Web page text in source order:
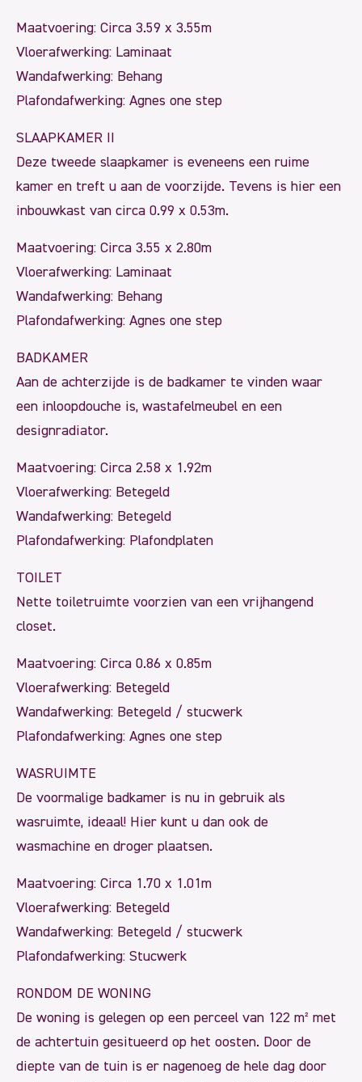
Maatvoering: Circa 3.59 x 3.55m
Vloerafwerking: Laminaat
Wandafwerking: Behang
Plafondafwerking: Agnes one step
SLAAPKAMER II
Deze tweede slaapkamer is eveneens een ruime
kamer en treft u aan de voorzijde. Tevens is hier een
inbouwkast van circa 0.99 x 0.53m.
Maatvoering: Circa 3.55 x 2.80m
Vloerafwerking: Laminaat
Wandafwerking: Behang
Plafondafwerking: Agnes one step
BADKAMER
Aan de achterzijde is de badkamer te vinden waar
een inloopdouche is, wastafelmeubel en een
designradiator.
Maatvoering: Circa 2.58 x 1.92m
Vloerafwerking: Betegeld
Wandafwerking: Betegeld
Plafondafwerking: Plafondplaten
TOILET
Nette toiletruimte voorzien van een vrijhangend
closet.
Maatvoering: Circa 0.86 x 0.85m
Vloerafwerking: Betegeld
Wandafwerking: Betegeld / stucwerk
Plafondafwerking: Agnes one step
WASRUIMTE
De voormalige badkamer is nu in gebruik als
wasruimte, ideaal! Hier kunt u dan ook de
wasmachine en droger plaatsen.
Maatvoering: Circa 1.70 x 1.01m
Vloerafwerking: Betegeld
Wandafwerking: Betegeld / stucwerk
Plafondafwerking: Stucwerk
RONDOM DE WONING
De woning is gelegen op een perceel van 122 m² met
de achtertuin gesitueerd op het oosten. Door de
diepte van de tuin is er nagenoeg de hele dag door